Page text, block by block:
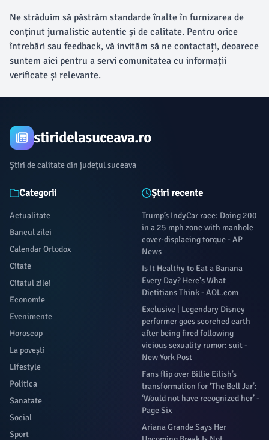
Ne străduim să păstrăm standarde înalte în furnizarea de
conținut jurnalistic autentic și de calitate. Pentru orice
întrebări sau feedback, vă invităm să ne contactați, deoarece
suntem aici pentru a servi comunitatea cu informații
verificate și relevante.
stiridelasuceava.ro
Știri de calitate din județul suceava
Categorii
Actualitate
Bancul zilei
Calendar Ortodox
Citate
Citatul zilei
Economie
Evenimente
Horoscop
La povești
Lifestyle
Politica
Sanatate
Social
Sport
Știri recente
Trump’s IndyCar race: Doing 200
in a 25 mph zone with manhole
cover-displacing torque - AP
News
Is It Healthy to Eat a Banana
Every Day? Here's What
Dietitians Think - AOL.com
Exclusive | Legendary Disney
performer goes scorched earth
after being fired following
vicious sexuality rumor: suit -
New York Post
Fans flip over Billie Eilish’s
transformation for ‘The Bell Jar’:
‘Would not have recognized her’ -
Page Six
Ariana Grande Says Her